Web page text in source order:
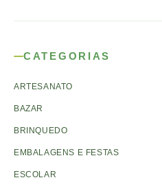
CATEGORIAS
ARTESANATO
BAZAR
BRINQUEDO
EMBALAGENS E FESTAS
ESCOLAR